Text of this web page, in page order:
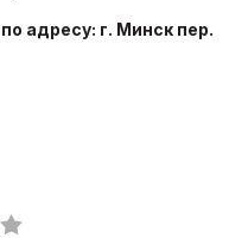
адресу: г. Минск пер.